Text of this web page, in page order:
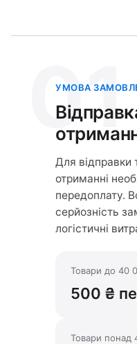
01
УМОВА
Для відправки
отриманні
передоплату.
серйозність
логістичні
Товари до 40
500 ₴
Товари понад